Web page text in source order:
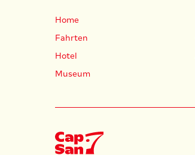
Home
Fahrten
Hotel
Museum